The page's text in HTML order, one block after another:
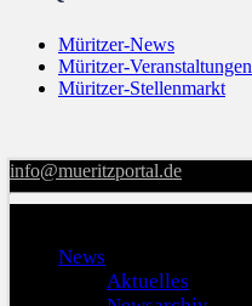
Müritzer-News
Müritzer-Veranstaltungen
Müritzer-Stellenmarkt
info@mueritzportal.de
News
Aktuelles